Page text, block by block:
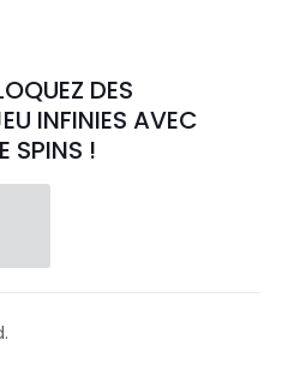
DES
INFINIES AVEC
SPINS !